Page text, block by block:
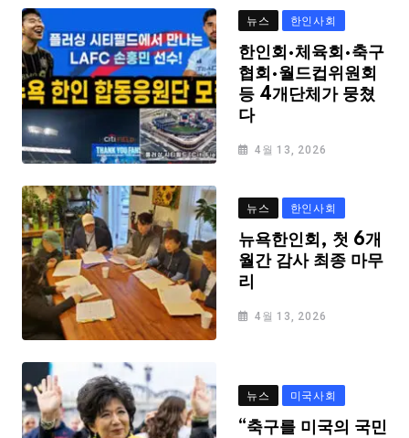
뉴스 한인사회
한인회·체육회·축구
협회·월드컵위원회
등 4개단체가 뭉쳤
다
4월 13, 2026
뉴스 한인사회
뉴욕한인회, 첫 6개
월간 감사 최종 마무
리
4월 13, 2026
뉴스 미국사회
“축구를 미국의 국민